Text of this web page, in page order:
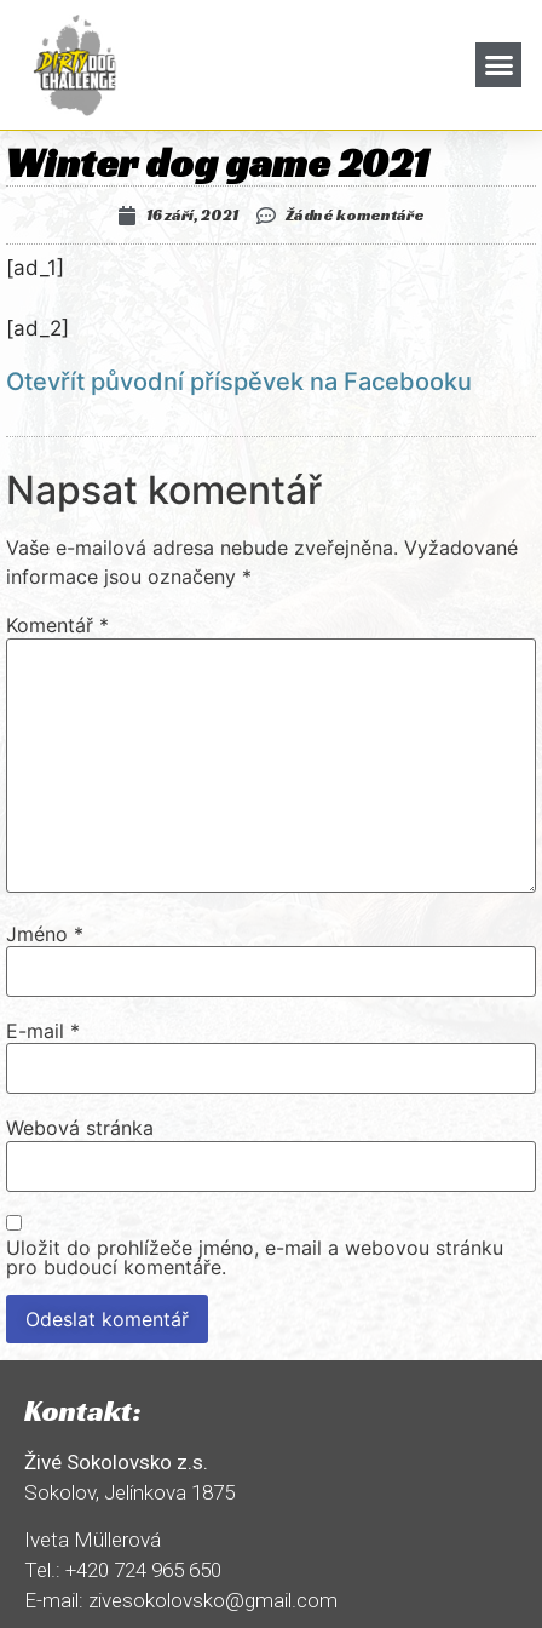
Winter dog game 2021
16 září, 2021 Žádné komentáře
[ad_1]
[ad_2]
Otevřít původní příspěvek na Facebooku
Napsat komentář
Vaše e-mailová adresa nebude zveřejněna. Vyžadované
informace jsou označeny *
Komentář *
Jméno *
E-mail *
Webová stránka
Uložit do prohlížeče jméno, e-mail a webovou stránku
pro budoucí komentáře.
Kontakt:
Živé Sokolovsko z.s.
Sokolov, Jelínkova 1875
Iveta Müllerová
Tel.: +420 724 965 650
E-mail: zivesokolovsko@gmail.com